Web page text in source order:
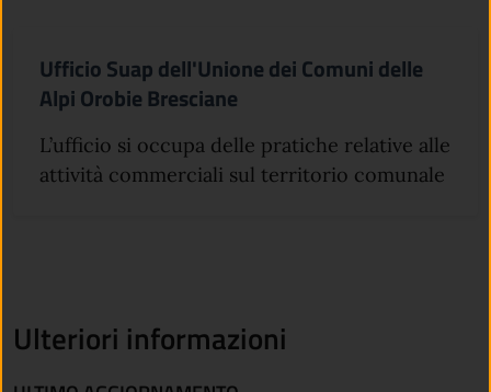
Ufficio Suap dell'Unione dei Comuni delle
Alpi Orobie Bresciane
L’ufficio si occupa delle pratiche relative alle
attività commerciali sul territorio comunale
Ulteriori informazioni